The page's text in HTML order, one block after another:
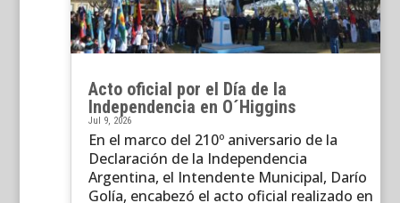
Acto oficial por el Día de la
Independencia en O´Higgins
Jul 9, 2026
En el marco del 210º aniversario de la
Declaración de la Independencia
Argentina, el Intendente Municipal, Darío
Golía, encabezó el acto oficial realizado en